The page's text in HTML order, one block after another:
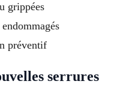
grippées
préventif
serrures